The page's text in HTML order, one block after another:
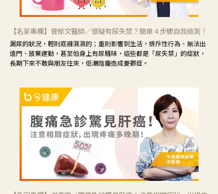
【名家專欄】曾郁文醫師／懷疑有尿失禁？簡單４步驟自我檢測！
漏尿的狀況，輕則底褲濕濕的；重則影響到生活，排斥性行為、無法出
遠門、放棄運動，甚至怕身上有尿騷味，這些都是「尿失禁」的症狀，
長期下來不敢與朋友往來，低潮陰霾造成憂鬱症。